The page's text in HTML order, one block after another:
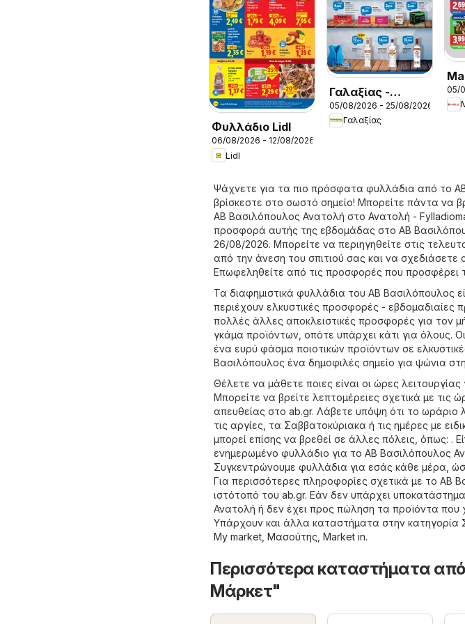
Φυλλάδιο Lidl
06/08/2026 - 12/08/2026
Lidl
Γαλαξίας -
Προσφορές
05/08/2026 - 25/08/2026
Γαλαξίας
05/
Ψάχνετε για τα πιο πρόσφατα φυλλάδια από το
βρίσκεστε στο σωστό σημείο! Μπορείτε πάντα να
ΑΒ Βασιλόπουλος Ανατολή στο Ανατολή -
προσφορά αυτής της εβδομάδας στο ΑΒ
26/08/2026. Μπορείτε να περιηγηθείτε στις
από την άνεση του σπιτιού σας και να σχεδιάσετε
Επωφεληθείτε από τις προσφορές που προσφέρει
Τα διαφημιστικά φυλλάδια του ΑΒ Βασιλόπουλος
περιέχουν ελκυστικές προσφορές - εβδομαδιαίες
πολλές άλλες αποκλειστικές προσφορές για τον
γκάμα προϊόντων, οπότε υπάρχει κάτι για όλους.
ένα ευρύ φάσμα ποιοτικών προϊόντων σε
Βασιλόπουλος ένα δημοφιλές σημείο για ψώνια
Θέλετε να μάθετε ποιες είναι οι ώρες
Μπορείτε να βρείτε λεπτομέρειες σχετικά με τις
απευθείας στο ab.gr. Λάβετε υπόψη ότι το ωράριο
τις αργίες, τα Σαββατοκύριακα ή τις ημέρες με
μπορεί επίσης να βρεθεί σε άλλες πόλεις, όπως: .
ενημερωμένο φυλλάδιο για το ΑΒ Βασιλόπουλος
Συγκεντρώνουμε φυλλάδια για εσάς κάθε μέρα,
Για περισσότερες πληροφορίες σχετικά με το ΑΒ
ιστότοπό του ab.gr. Εάν δεν υπάρχει
Ανατολή ή δεν έχει προς πώληση τα προϊόντα που
Υπάρχουν και άλλα καταστήματα στην κατηγορία
My market, Μασούτης, Market in.
Περισσότερα καταστήματα
Μάρκετ"